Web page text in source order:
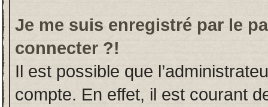
Je me suis enregistré par le
connecter ?!
Il est possible que
compte. En effet, il est courant